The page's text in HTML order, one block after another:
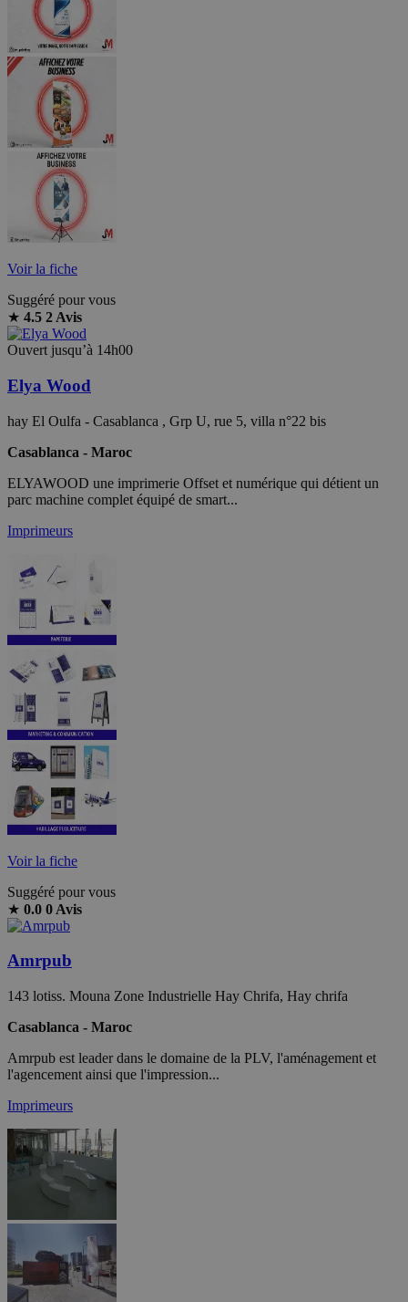
Voir la fiche
Suggéré pour vous
★ 4.5 2 Avis
Ouvert jusqu’à 14h00
Elya Wood
hay El Oulfa - Casablanca , Grp U, rue 5, villa n°22 bis
Casablanca - Maroc
ELYAWOOD une imprimerie Offset et numérique qui détient un
parc machine complet équipé de smart...
Imprimeurs
Voir la fiche
Suggéré pour vous
★ 0.0 0 Avis
Amrpub
143 lotiss. Mouna Zone Industrielle Hay Chrifa, Hay chrifa
Casablanca - Maroc
Amrpub est leader dans le domaine de la PLV, l'aménagement et
l'agencement ainsi que l'impression...
Imprimeurs